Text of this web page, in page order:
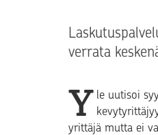
verrata
Y le uutisoi
yrittäjä mutta ei